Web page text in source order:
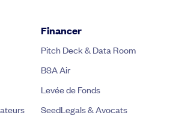
Financer
Pitch Deck & Data Room
BSA Air
Levée de Fonds
SeedLegals & Avocats